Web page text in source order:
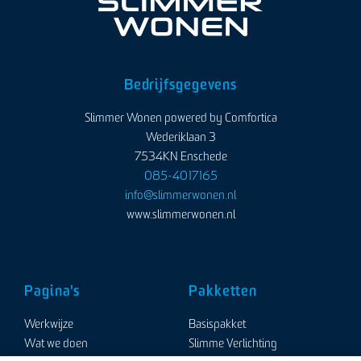
Thuisin Henk van Wijk
Nieuwe Tielseweg 69 B
Thuisin van Dijk
Groeneveldselaan 43
3903 AX Veenendaal
Pagina's
Werkwijze
Wat we doen
Pakketten
Basispakket
Slimme Verlichting
Bedrijfsgegevens
Slimmer Wonen powered by Comfortica
Wederiklaan 3
7534KN Enschede
085-4017165
info@slimmerwonen.nl
www.slimmerwonen.nl